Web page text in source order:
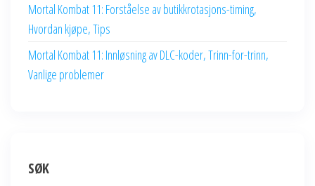
Mortal Kombat 11: Forståelse av butikkrotasjons-timing,
Hvordan kjøpe, Tips
Mortal Kombat 11: Innløsning av DLC-koder, Trinn-for-trinn,
Vanlige problemer
SØK